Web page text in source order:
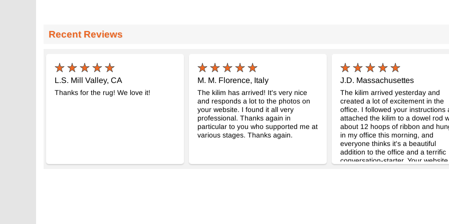
Recent Reviews
L.S. Mill Valley, CA
Thanks for the rug! We love it!
M. M. Florence, Italy
The kilim has arrived! It's very nice
and responds a lot to the photos on
your website. I found it all very
professional. Thanks again in
particular to you who supported me at
various stages. Thanks again.
J.D. Massachusettes
The kilim arrived yesterday and
created a lot of excitement in the
office. I followed your instructions
attached the kilim to a dowel rod
about 12 hoops of ribbon and
in my office this morning, and
everyone thinks it's a beautiful
addition to the office and a terrific
conversation-starter. Your website